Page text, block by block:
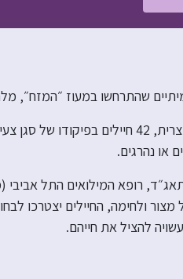
שהתרחשו במעוז ״המזח״,
לאחר התקפת פתע מצרית, 42
או נהרגים.
רופא המילואים התל אביבי
מצור ולחימה, החיילים יצטרכו
להציל את חייהם.